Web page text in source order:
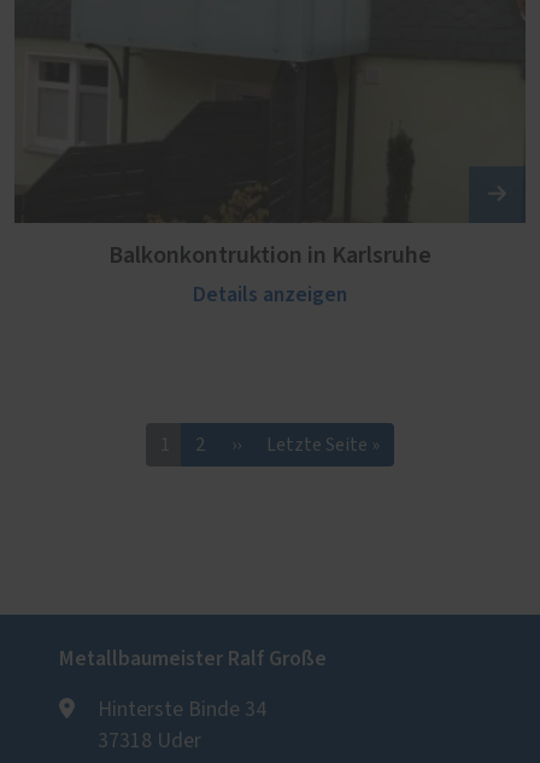
Balkonkontruktion in Karlsruhe
Details anzeigen
2 ›› Letzte Seite »
Metallbaumeister Ralf Große
Hinterste Binde 34
37318 Uder